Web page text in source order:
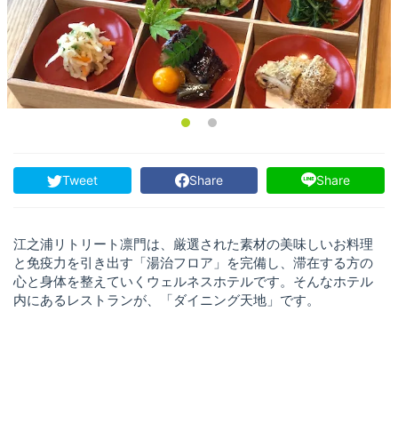
Tweet Share Share
江之浦リトリート凛門は、厳選された素材の美味しいお料理
と免疫力を引き出す「湯治フロア」を完備し、滞在する方の
心と身体を整えていくウェルネスホテルです。そんなホテル
内にあるレストランが、「ダイニング天地」です。